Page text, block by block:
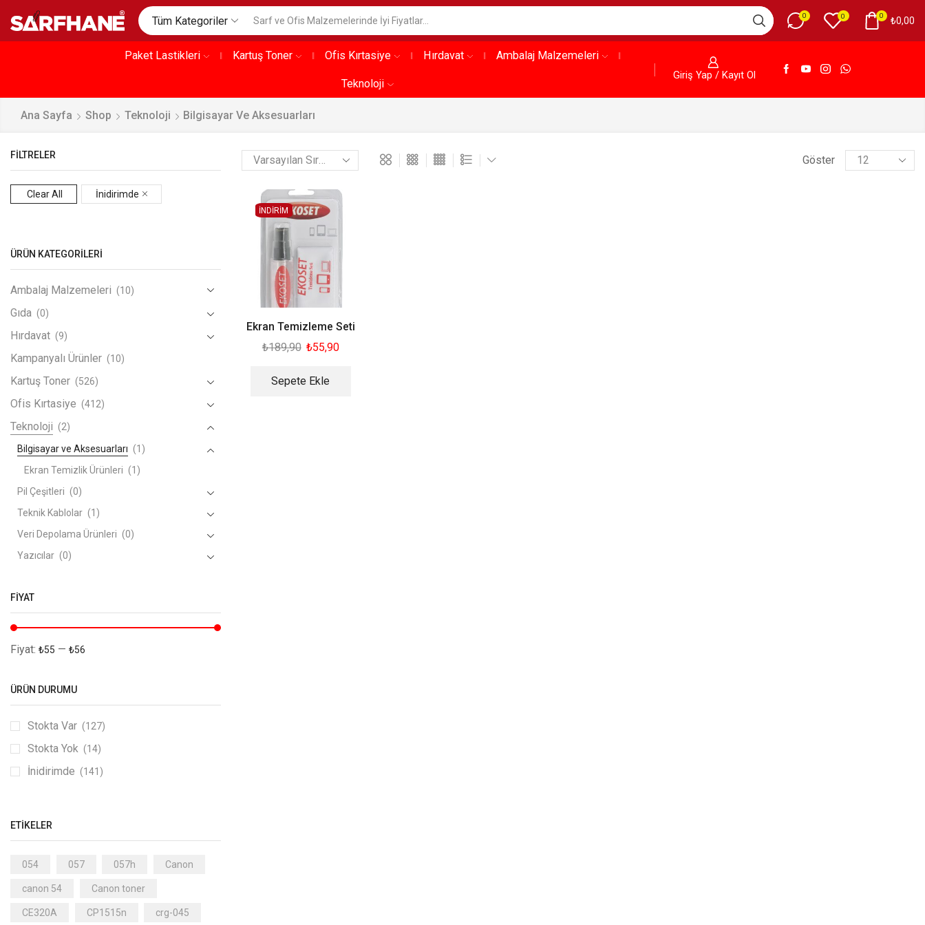
Tüm Kategoriler 0 0 0 ₺0,00
Paket Lastikleri Kartuş Toner Ofis Kırtasiye Hırdavat Ambalaj Malzemeleri
Teknoloji
Giriş Yap / Kayıt Ol
Ana Sayfa Shop Teknoloji Bilgisayar Ve Aksesuarları
Göster
İNDİRİM
Ekran Temizleme Seti
₺189,90 ₺55,90
Sepete Ekle
FILTRELER
Clear All İnidirimde
ÜRÜN KATEGORILERI
Ambalaj Malzemeleri (10)
Gıda (0)
Hırdavat (9)
Kampanyalı Ürünler (10)
Kartuş Toner (526)
Ofis Kırtasiye (412)
Teknoloji (2)
Bilgisayar ve Aksesuarları (1)
Ekran Temizlik Ürünleri (1)
Pil Çeşitleri (0)
Teknik Kablolar (1)
Veri Depolama Ürünleri (0)
Yazıcılar (0)
FIYAT
Fiyat: ₺55 — ₺56
ÜRÜN DURUMU
Stokta Var (127)
Stokta Yok (14)
İnidirimde (141)
ETIKELER
054 057 057h Canon
canon 54 Canon toner
CE320A CP1515n crg-045